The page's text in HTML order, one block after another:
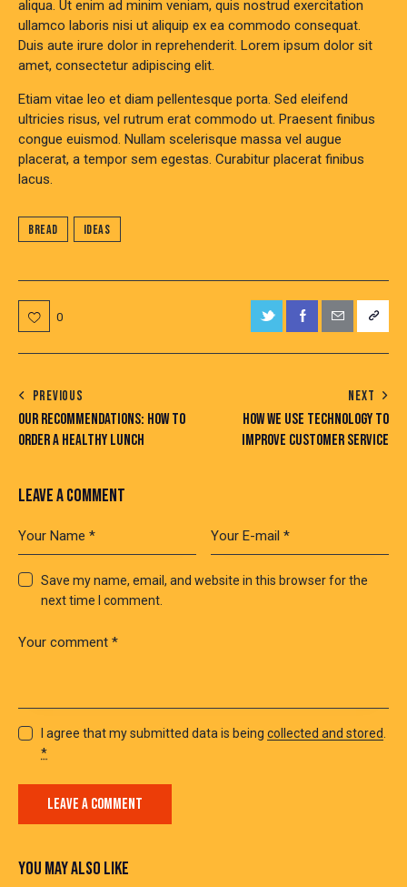
aliqua. Ut enim ad minim veniam, quis nostrud exercitation
ullamco laboris nisi ut aliquip ex ea commodo consequat.
Duis aute irure dolor in reprehenderit. Lorem ipsum dolor sit
amet, consectetur adipiscing elit.
Etiam vitae leo et diam pellentesque porta. Sed eleifend
ultricies risus, vel rutrum erat commodo ut. Praesent finibus
congue euismod. Nullam scelerisque massa vel augue
placerat, a tempor sem egestas. Curabitur placerat finibus
lacus.
Bread Ideas
0
POST
NAVIGATION
PREVIOUS
OUR RECOMMENDATIONS: HOW TO
ORDER A HEALTHY LUNCH
NEXT
HOW WE USE TECHNOLOGY TO
IMPROVE CUSTOMER SERVICE
LEAVE A COMMENT
Save my name, email, and website in this browser for the
next time I comment.
I agree that my submitted data is beingcollected and stored.
*
YOU MAY ALSO LIKE